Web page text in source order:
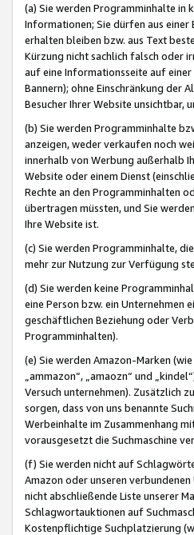
(a) Sie werden Programminhalte in
Informationen; Sie dürfen aus
erhalten bleiben bzw. aus Text
Kürzung nicht sachlich falsch oder
auf eine Informationsseite auf
Bannern); ohne Einschränkung der
Besucher Ihrer Website unsichtbar,
(b) Sie werden Programminhalte
anzeigen, weder verkaufen noch
innerhalb von Werbung außerhalb
Website oder einem Dienst
Rechte an den Programminhalten
übertragen müssten, und Sie
Ihre Website ist.
(c) Sie werden Programminhalte,
mehr zur Nutzung zur Verfügung
(d) Sie werden keine
eine Person bzw. ein
geschäftlichen Beziehung oder
Programminhalten).
(e) Sie werden Amazon-Marken (wie
„ammazon“, „amaozn“ und
Versuch unternehmen). Zusätzlich
sorgen, dass von uns benannte
Werbeinhalte im Zusammenhang
vorausgesetzt die Suchmaschine
(f) Sie werden nicht auf
Amazon oder unseren
nicht abschließende Liste unserer
Schlagwortauktionen auf
Kostenpflichtige Suchplatzierung